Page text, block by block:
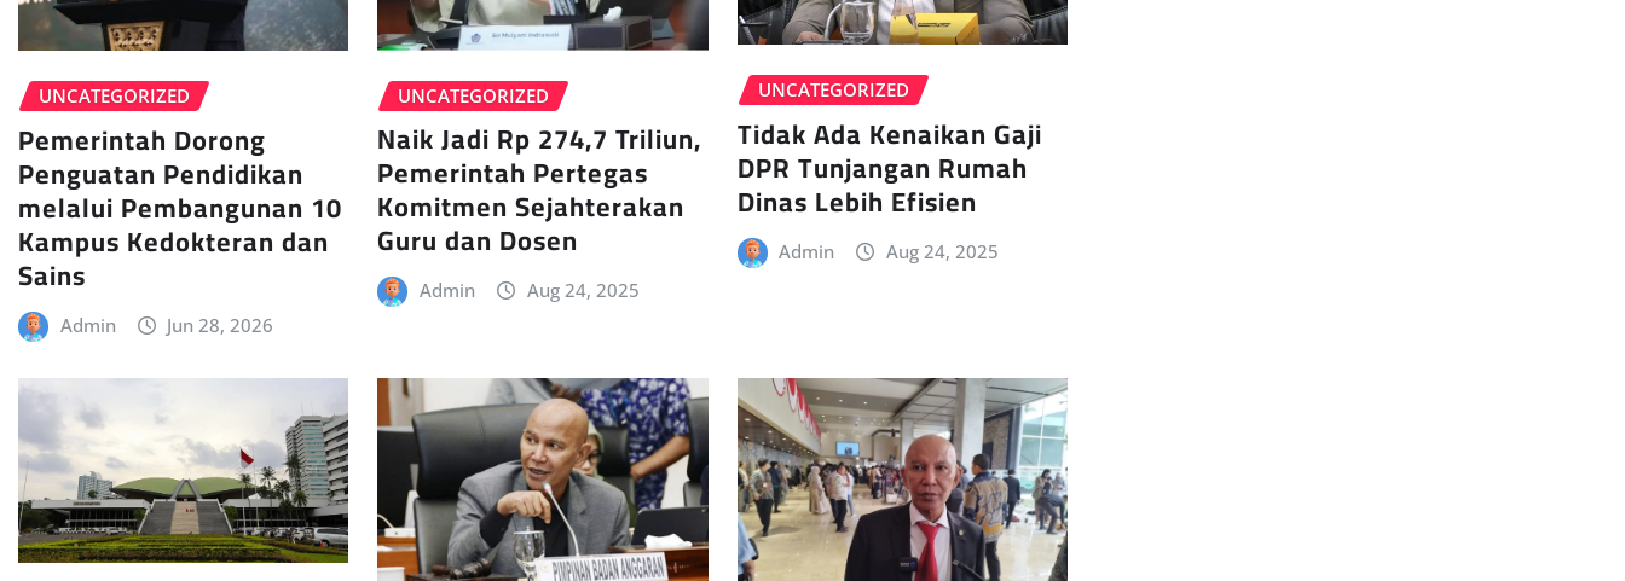
UNCATEGORIZED
Pemerintah Dorong
Penguatan Pendidikan
melalui Pembangunan 10
Kampus Kedokteran dan
Sains
Admin Jun 28, 2026
UNCATEGORIZED
Naik Jadi Rp 274,7 Triliun,
Pemerintah Pertegas
Komitmen Sejahterakan
Guru dan Dosen
Admin Aug 24, 2025
UNCATEGORIZED
Tidak Ada Kenaikan Gaji
DPR Tunjangan Rumah
Dinas Lebih Efisien
Admin Aug 24, 2025